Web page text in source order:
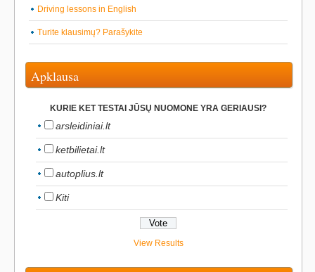
Driving lessons in English
Turite klausimų? Parašykite
Apklausa
KURIE KET TESTAI JŪSŲ NUOMONE YRA GERIAUSI?
arsleidiniai.lt
ketbilietai.lt
autoplius.lt
Kiti
View Results